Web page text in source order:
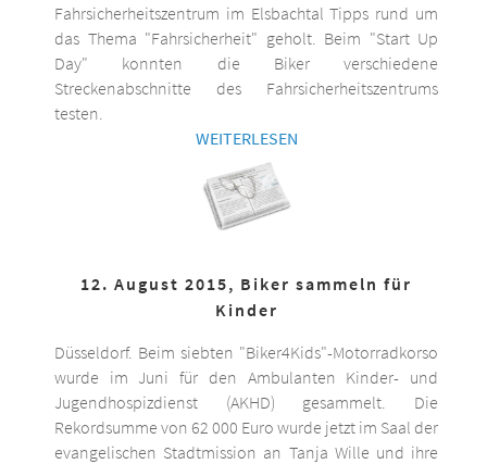
Fahrsicherheitszentrum im Elsbachtal Tipps rund um
das Thema "Fahrsicherheit" geholt. Beim "Start Up
Day" konnten die Biker verschiedene
Streckenabschnitte des Fahrsicherheitszentrums
testen.
WEITERLESEN
12. August 2015, Biker sammeln für
Kinder
Düsseldorf. Beim siebten "Biker4Kids"-Motorradkorso
wurde im Juni für den Ambulanten Kinder- und
Jugendhospizdienst (AKHD) gesammelt. Die
Rekordsumme von 62 000 Euro wurde jetzt im Saal der
evangelischen Stadtmission an Tanja Wille und ihre